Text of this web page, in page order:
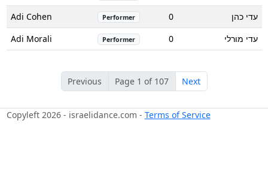
Adi Cohen
Performer 0
עדי כהן
Adi Morali
Performer 0 עדי מורלי
Previous Page 1 of 107 Next
Copyleft 2026 - israelidance.com - Terms of Service